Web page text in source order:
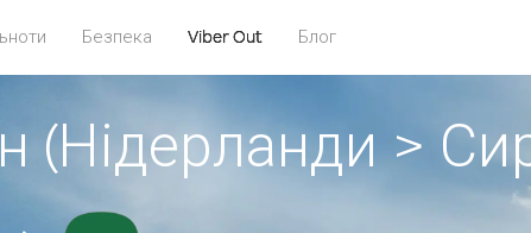
Безпека Viber Out Блог
(Нідерланди >